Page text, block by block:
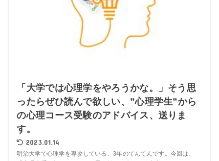
「大学では心理学をやろうかな。」そう思
ったらぜひ読んで欲しい、”心理学生”から
の心理コース受験のアドバイス、送りま
す。
2023.01.14
明治大学で心理学を専攻している、3年のてんてんです。今回は、